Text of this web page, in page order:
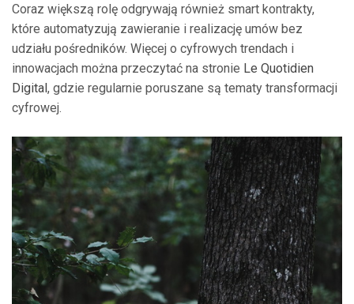
Coraz większą rolę odgrywają również smart kontrakty,
które automatyzują zawieranie i realizację umów bez
udziału pośredników. Więcej o cyfrowych trendach i
innowacjach można przeczytać na stronie Le Quotidien
Digital, gdzie regularnie poruszane są tematy transformacji
cyfrowej.